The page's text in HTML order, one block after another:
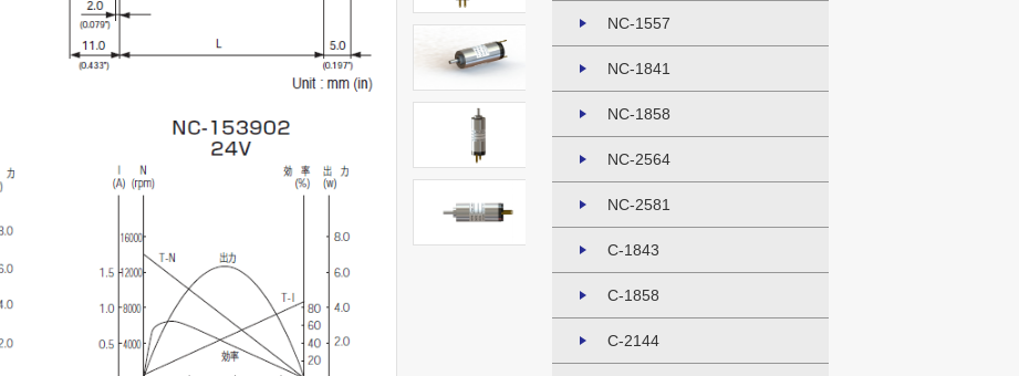
NC-1557
NC-1841
NC-1858
NC-2564
NC-2581
C-1843
C-1858
C-2144